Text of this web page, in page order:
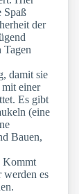
Spaß
der
Tagen
damit sie
mit einer
Es gibt
(eine
Bauen,
Kommt
es